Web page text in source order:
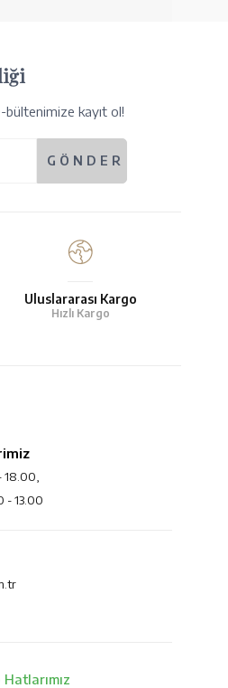
kayıt ol!
Uluslararası Kargo
Hızlı Kargo
- 13.00